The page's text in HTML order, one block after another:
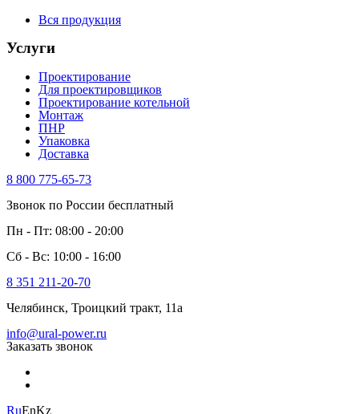
Вся продукция
Услуги
Проектирование
Для проектировщиков
Проектирование котельной
Монтаж
ПНР
Упаковка
Доставка
8 800 775-65-73
Звонок по России бесплатный
Пн - Пт: 08:00 - 20:00
Сб - Вс: 10:00 - 16:00
8 351 211-20-70
Челябинск, Троицкий тракт, 11а
info@ural-power.ru
Заказать звонок
RuEnKz